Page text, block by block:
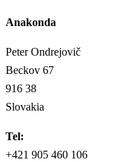
Anakonda
Peter Ondrejovič
Beckov 67
916 38
Slovakia
Tel:
+421 905 460 106